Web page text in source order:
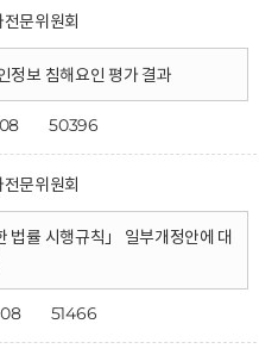
문위원회
정보 침해요인 평가 결과
50396
문위원회
법률 시행규칙」 일부개정안에 대
51466